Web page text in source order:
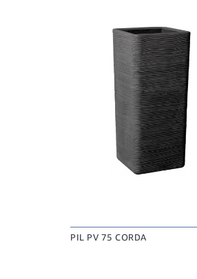
PIL PV 75 CORDA